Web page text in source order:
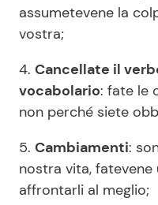
assumetevene la
vostra;
4. Cancellate il
vocabolario: fate le
non perché siete
5. Cambiamenti:
nostra vita,
affrontarli al meglio;